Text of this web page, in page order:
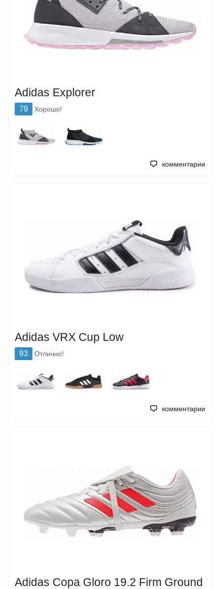
Adidas Explorer
79 Хорошо!
комментарии
Adidas VRX Cup Low
93 Отлично!
комментарии
Adidas Copa Gloro 19.2 Firm Ground